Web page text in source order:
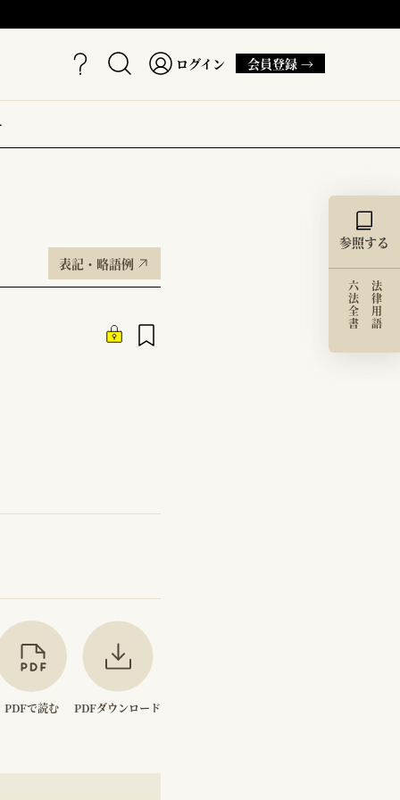
ログイン 会員登録 →
表記・略語例
PDFで読む PDFダウンロード
参照する
法律用語
六法全書